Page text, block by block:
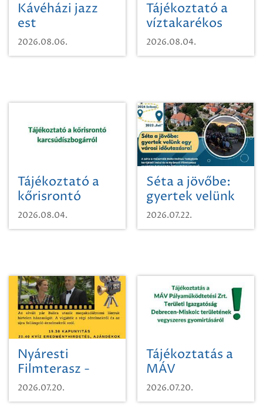
Kávéházi jazz
est
2026.08.06.
Tájékoztató a
víztakarékos
vízhasználatról
2026.08.04.
Tájékoztató a
kőrisrontó
karcsúdíszbogárról
2026.08.04.
Séta a jövőbe:
gyertek velünk
egy városi
időutazásra!
2026.07.22.
Nyáresti
Filmterasz -
Beugró a
Paradicsomba
2026.07.20.
Tájékoztatás a
MÁV
Pályaműködtetési
Zrt. Területi
2026.07.20.